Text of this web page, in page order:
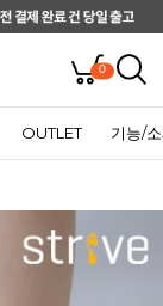
0
OUTLET 기능/